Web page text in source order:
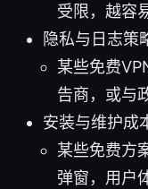
受限，越容
隐私与日志策
某些免费
告商，或与
安装与维护成
某些免费方
弹窗，用户